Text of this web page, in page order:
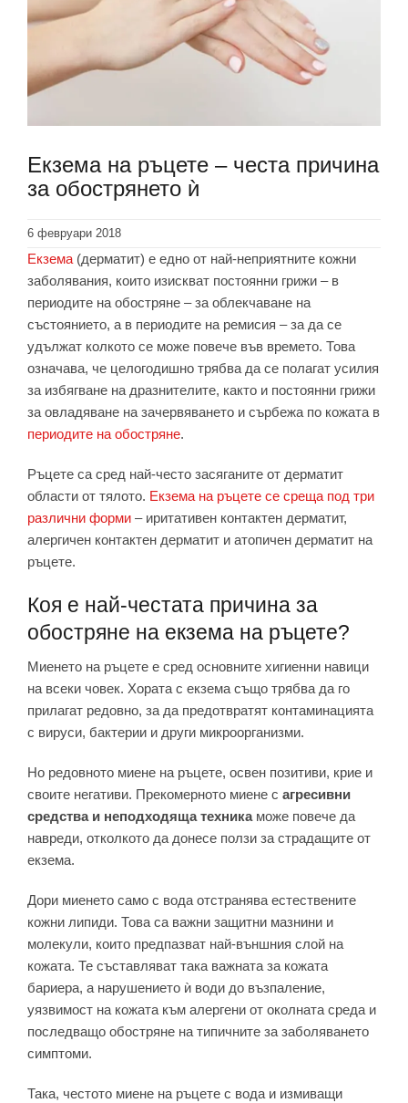
Екзема на ръцете – честа причина
за обострянето ѝ
6 февруари 2018
Екзема (дерматит) е едно от най-неприятните кожни
заболявания, които изискват постоянни грижи – в
периодите на обостряне – за облекчаване на
състоянието, а в периодите на ремисия – за да се
удължат колкото се може повече във времето. Това
означава, че целогодишно трябва да се полагат усилия
за избягване на дразнителите, както и постоянни грижи
за овладяване на зачервяването и сърбежа по кожата в
периодите на обостряне.
Ръцете са сред най-често засяганите от дерматит
области от тялото. Екзема на ръцете се среща под три
различни форми – иритативен контактен дерматит,
алергичен контактен дерматит и атопичен дерматит на
ръцете.
Коя е най-честата причина за
обостряне на екзема на ръцете?
Миенето на ръцете е сред основните хигиенни навици
на всеки човек. Хората с екзема също трябва да го
прилагат редовно, за да предотвратят контаминацията
с вируси, бактерии и други микроорганизми.
Но редовното миене на ръцете, освен позитиви, крие и
своите негативи. Прекомерното миене с агресивни
средства и неподходяща техникаможе повече да
навреди, отколкото да донесе ползи за страдащите от
екзема.
Дори миенето само с вода отстранява естествените
кожни липиди. Това са важни защитни мазнини и
молекули, които предпазват най-външния слой на
кожата. Те съставляват така важната за кожата
бариера, а нарушението ѝ води до възпаление,
уязвимост на кожата към алергени от околната среда и
последващо обостряне на типичните за заболяването
симптоми.
Така, честото миене на ръцете с вода и измиващи